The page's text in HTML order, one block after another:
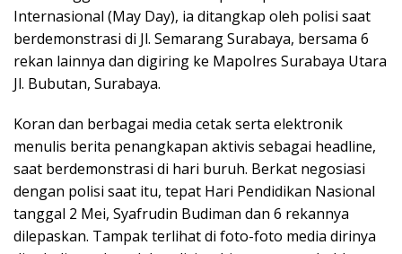
Internasional (May Day), ia ditangkap oleh polisi saat
berdemonstrasi di Jl. Semarang Surabaya, bersama 6
rekan lainnya dan digiring ke Mapolres Surabaya Utara
Jl. Bubutan, Surabaya.
Koran dan berbagai media cetak serta elektronik
menulis berita penangkapan aktivis sebagai headline,
saat berdemonstrasi di hari buruh. Berkat negosiasi
dengan polisi saat itu, tepat Hari Pendidikan Nasional
tanggal 2 Mei, Syafrudin Budiman dan 6 rekannya
dilepaskan. Tampak terlihat di foto-foto media dirinya